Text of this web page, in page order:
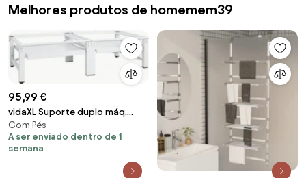
Melhores produtos de homemem39
95,99 €
vidaXL Suporte duplo máq.
lavar/secar c/ prateleiras
extraíveis branco
Com Pés
A ser enviado dentro de 1
semana